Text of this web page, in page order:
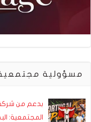
مسؤولية
بدعم من
المجتمعية: